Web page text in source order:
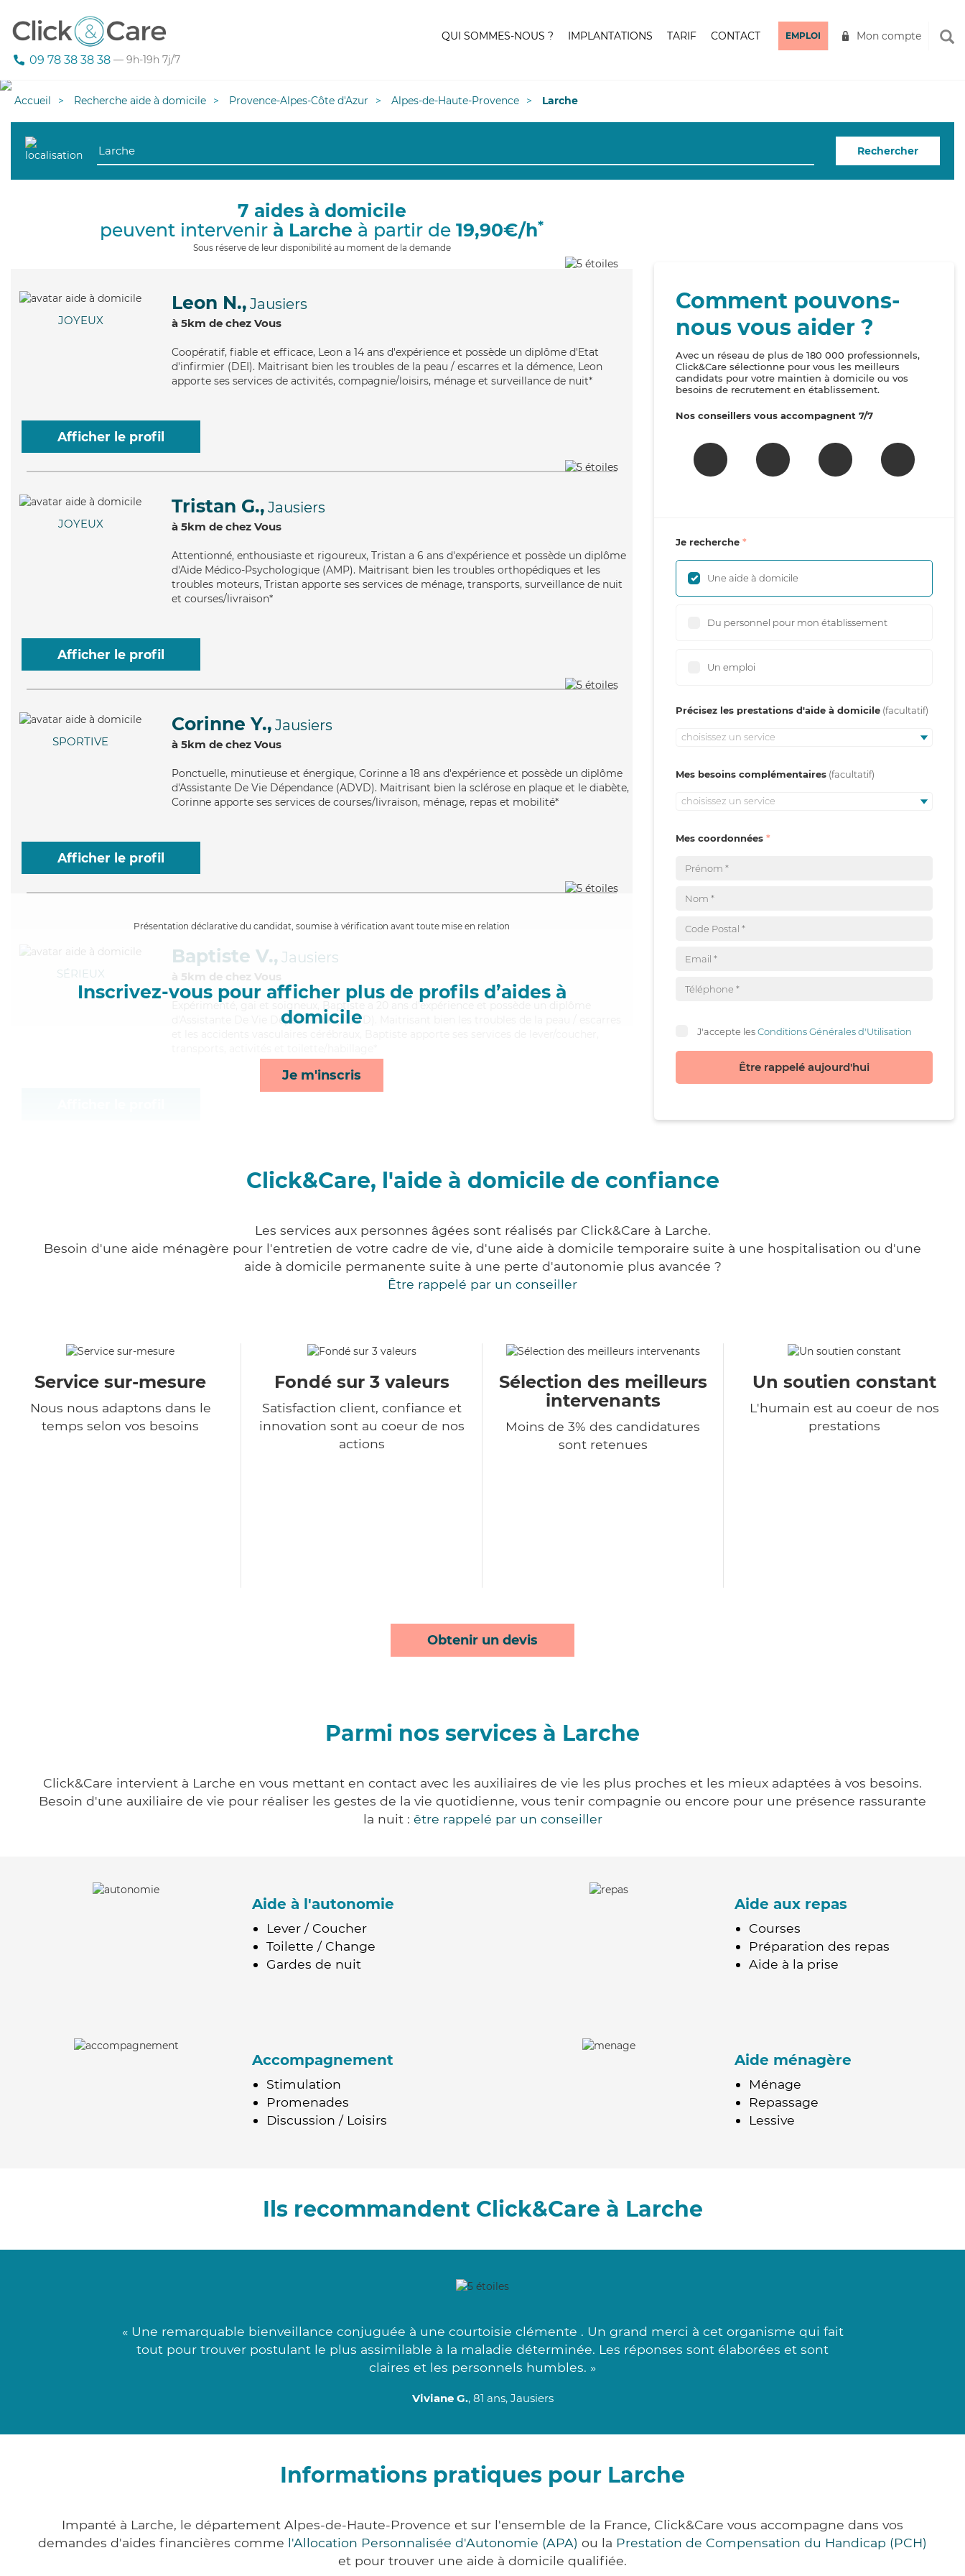
09 78 38 38 38 — 9h-19h 7j/7
QUI SOMMES-NOUS ? IMPLANTATIONS TARIF CONTACT EMPLOI Mon compte
Accueil Recherche aide à domicile Provence-Alpes-Côte d'Azur Alpes-de-Haute-Provence Larche
Rechercher
7 aides à domicile
peuvent intervenir à Larche à partir de 19,90€/h*
Sous réserve de leur disponibilité au moment de la demande
JOYEUX
Leon N., Jausiers
à 5km de chez Vous
Coopératif, fiable et efficace, Leon a 14 ans d'expérience et possède un diplôme d'Etat
d'infirmier (DEI). Maitrisant bien les troubles de la peau / escarres et la démence, Leon
apporte ses services de activités, compagnie/loisirs, ménage et surveillance de nuit*
Afficher le profil
JOYEUX
Tristan G., Jausiers
à 5km de chez Vous
Attentionné, enthousiaste et rigoureux, Tristan a 6 ans d'expérience et possède un diplôme
d'Aide Médico-Psychologique (AMP). Maitrisant bien les troubles orthopédiques et les
troubles moteurs, Tristan apporte ses services de ménage, transports, surveillance de nuit
et courses/livraison*
Afficher le profil
SPORTIVE
Corinne Y., Jausiers
à 5km de chez Vous
Ponctuelle, minutieuse et énergique, Corinne a 18 ans d'expérience et possède un diplôme
d'Assistante De Vie Dépendance (ADVD). Maitrisant bien la sclérose en plaque et le diabète,
Corinne apporte ses services de courses/livraison, ménage, repas et mobilité*
Afficher le profil
Présentation déclarative du candidat, soumise à vérification avant toute mise en relation
Inscrivez-vous pour afficher plus de profils d’aides à
domicile
Je m'inscris
SÉRIEUX
Baptiste V., Jausiers
à 5km de chez Vous
Expérimenté
, gai et soigneux, Baptiste a 20 ans d'expérience et possède un diplôme
d'Assistante De Vie Dépendance (ADVD). Maitrisant bien les troubles de la peau / escarres
Comment pouvons-
nous vous aider ?
Avec un réseau de plus de 180 000 professionnels,
Click&Care sélectionne pour vous les meilleurs
candidats pour votre maintien à domicile ou vos
besoins de recrutement en établissement.
Nos conseillers vous accompagnent 7/7
Je recherche
Une aide à domicile
Du personnel pour mon établissement
Un emploi
Précisez les prestations d'aide à domicile
choisissez un service
Mes besoins complémentaires
choisissez un service
Mes coordonnées
J'accepte lesConditions Générales d'Utilisation
Être rappelé aujourd'hui
Click&Care, l'aide à domicile de confiance
Les services aux personnes âgées sont réalisés par Click&Care à Larche.
Besoin d'une aide ménagère pour l'entretien de votre cadre de vie, d'une aide à domicile temporaire suite à une hospitalisation ou d'une
aide à domicile permanente suite à une perte d'autonomie plus avancée ?
Être rappelé par un conseiller
Service sur-mesure
Nous nous adaptons dans le
temps selon vos besoins
Fondé sur 3 valeurs
Satisfaction client, confiance et
innovation sont au coeur de nos
actions
Sélection des meilleurs
intervenants
Moins de 3% des candidatures
sont retenues
Un soutien constant
L'humain est au coeur de nos
prestations
Obtenir un devis
Parmi nos services à Larche
Click&Care intervient à Larche en vous mettant en contact avec les auxiliaires de vie les plus proches et les mieux adaptées à vos besoins.
Besoin d'une auxiliaire de vie pour réaliser les gestes de la vie quotidienne, vous tenir compagnie ou encore pour une présence rassurante
la nuit : être rappelé par un conseiller
Aide à l'autonomie
Lever / Coucher
Toilette / Change
Gardes de nuit
Aide aux repas
Courses
Préparation des repas
Aide à la prise
Accompagnement
Stimulation
Promenades
Discussion / Loisirs
Aide ménagère
Ménage
Repassage
Lessive
Ils recommandent Click&Care à Larche
« Une remarquable bienveillance conjuguée à une courtoisie clémente . Un grand merci à cet organisme qui fait
tout pour trouver postulant le plus assimilable à la maladie déterminée. Les réponses sont élaborées et sont
claires et les personnels humbles. »
Viviane G., 81 ans, Jausiers
Informations pratiques pour Larche
Impanté à Larche, le département Alpes-de-Haute-Provence et sur l'ensemble de la France, Click&Care vous accompagne dans vos
demandes d'aides financières comme l'Allocation Personnalisée d'Autonomie (APA) ou la Prestation de Compensation du Handicap (PCH)
et pour trouver une aide à domicile qualifiée.